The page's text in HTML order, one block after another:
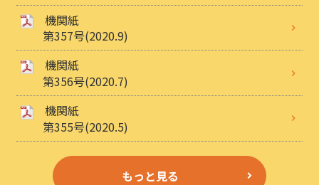
機関紙
第357号(2020.9)
機関紙
第356号(2020.7)
機関紙
第355号(2020.5)
もっと見る